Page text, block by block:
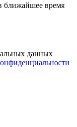
ближайшее время
данных